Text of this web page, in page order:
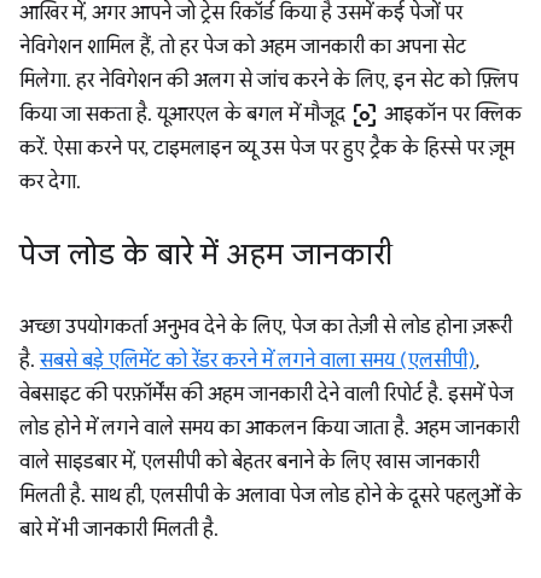
आखिर में, अगर आपने जो ट्रेस रिकॉर्ड किया है उसमें कई पेजों पर
नेविगेशन शामिल हैं, तो हर पेज को अहम जानकारी का अपना सेट
मिलेगा. हर नेविगेशन की अलग से जांच करने के लिए, इन सेट को फ़्लिप
किया जा सकता है. यूआरएल के बगल में मौजूद center_focus_weak आइकॉन पर क्लिक
करें. ऐसा करने पर, टाइमलाइन व्यू उस पेज पर हुए ट्रैक के हिस्से पर ज़ूम
कर देगा.
पेज लोड के बारे में अहम जानकारी
अच्छा उपयोगकर्ता अनुभव देने के लिए, पेज का तेज़ी से लोड होना ज़रूरी
है.सबसे बड़े एलिमेंट को रेंडर करने में लगने वाला समय (एलसीपी),
वेबसाइट की परफ़ॉर्मेंस की अहम जानकारी देने वाली रिपोर्ट है. इसमें पेज
लोड होने में लगने वाले समय का आकलन किया जाता है. अहम जानकारी
वाले साइडबार में, एलसीपी को बेहतर बनाने के लिए खास जानकारी
मिलती है. साथ ही, एलसीपी के अलावा पेज लोड होने के दूसरे पहलुओं के
बारे में भी जानकारी मिलती है.